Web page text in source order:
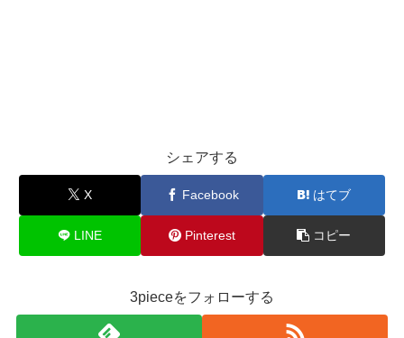
シェアする
X Facebook はてブ
LINE Pinterest コピー
3pieceをフォローする